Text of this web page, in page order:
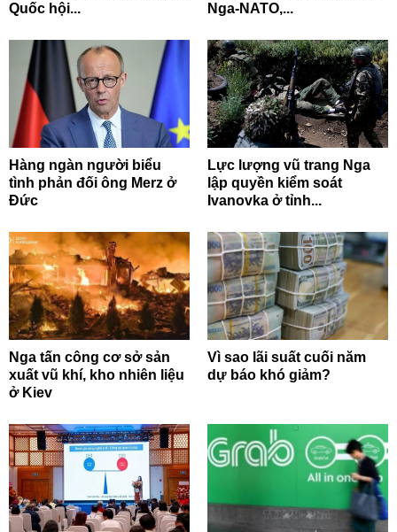
Quốc hội...
Nga-NATO,...
Hàng ngàn người biểu
tình phản đối ông Merz ở
Đức
Lực lượng vũ trang Nga
lập quyền kiểm soát
Ivanovka ở tỉnh...
Nga tấn công cơ sở sản
xuất vũ khí, kho nhiên liệu
ở Kiev
Vì sao lãi suất cuối năm
dự báo khó giảm?